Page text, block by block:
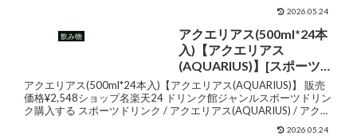
2026.05.24
飲み物
アクエリアス(500ml*24本
入)【アクエリアス
(AQUARIUS)】[スポーツド
リンク]
アクエリアス(500ml*24本入)【アクエリアス(AQUARIUS)】 販売
価格¥2,548ショップ名楽天24 ドリンク館ジャンルスポーツドリン
ク購入する スポーツドリンク / アクエリアス(AQUARIUS) / アクエ
2026.05.24